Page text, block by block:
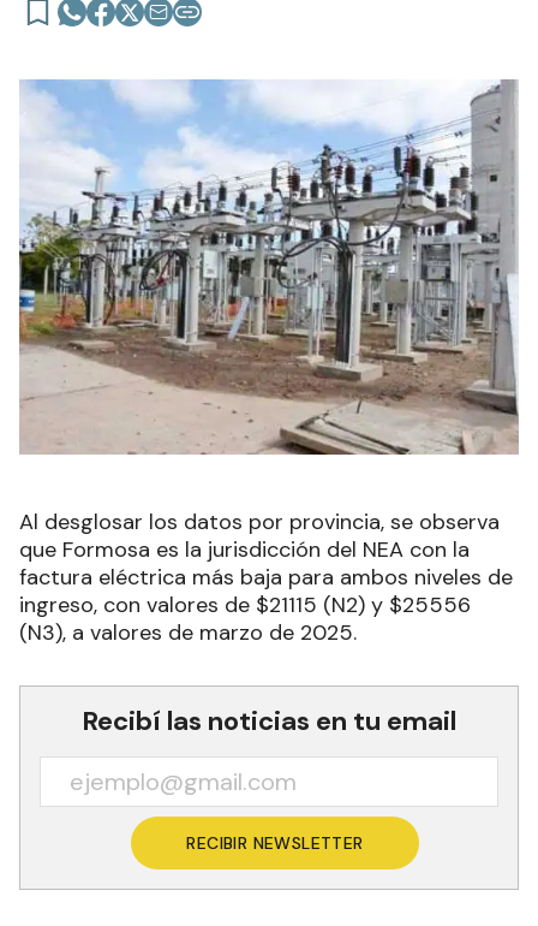
Al desglosar los datos por provincia, se observa
que Formosa es la jurisdicción del NEA con la
factura eléctrica más baja para ambos niveles de
ingreso, con valores de $21115 (N2) y $25556
(N3), a valores de marzo de 2025.
Recibí las noticias en tu email
RECIBIR NEWSLETTER